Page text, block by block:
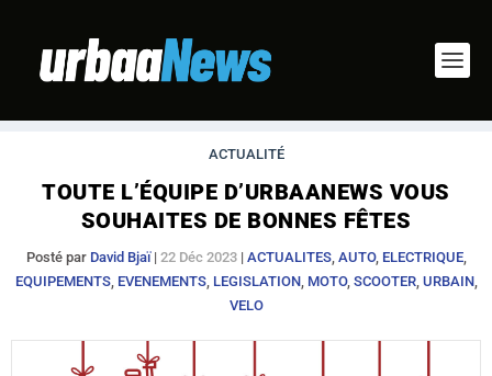
ACTUALITÉ
TOUTE L’ÉQUIPE D’URBAANEWS VOUS
SOUHAITES DE BONNES FÊTES
Posté par David Bjaï| 22 Déc 2023| ACTUALITES, AUTO, ELECTRIQUE,
EQUIPEMENTS, EVENEMENTS, LEGISLATION, MOTO, SCOOTER, URBAIN,
VELO